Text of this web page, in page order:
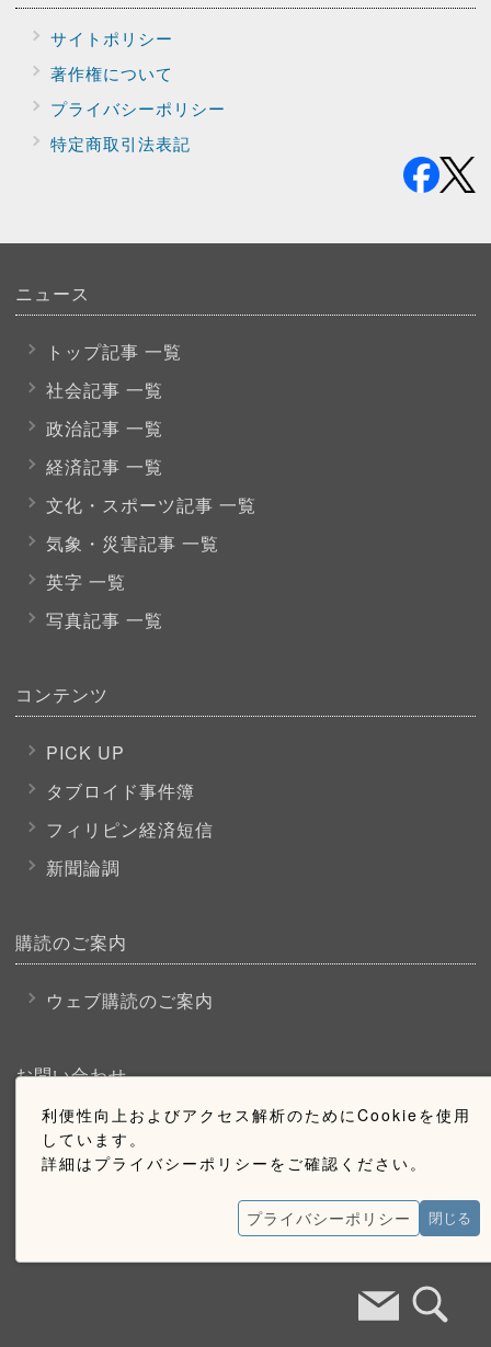
利便性向上およびアクセス解析のためにCookieを使用
しています。
詳細はプライバシーポリシーをご確認ください。
プライバシーポリシー 閉じる
サイトポリシー
著作権について
プライバシーポリシー
特定商取引法表記
ニュース
トップ記事 一覧
社会記事 一覧
政治記事 一覧
経済記事 一覧
文化・スポーツ記事 一覧
気象・災害記事 一覧
英字 一覧
写真記事 一覧
コンテンツ
PICK UP
タブロイド事件簿
フィリピン経済短信
新聞論調
購読のご案内
ウェブ購読のご案内
お問い合わせ
採用情報
お問い合わせ